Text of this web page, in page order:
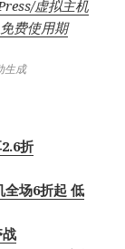
虚拟主机
费使用期
生成
折
场6折起 低